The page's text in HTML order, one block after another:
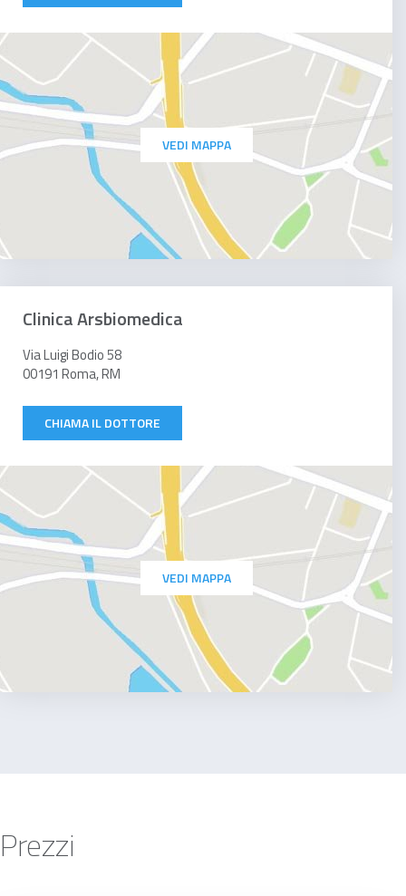
VEDI MAPPA
Clinica Arsbiomedica
Via Luigi Bodio 58
00191 Roma, RM
CHIAMA IL DOTTORE
VEDI MAPPA
Prezzi